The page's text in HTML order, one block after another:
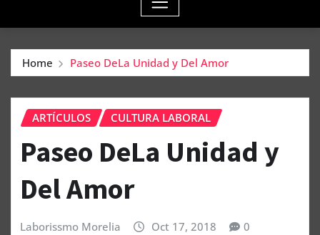
Home Paseo DeLa Unidad y Del Amor
ARTÍCULOS CULTURA LABORAL
Paseo DeLa Unidad y
Del Amor
Laborissmo Morelia Oct 17, 2018 0